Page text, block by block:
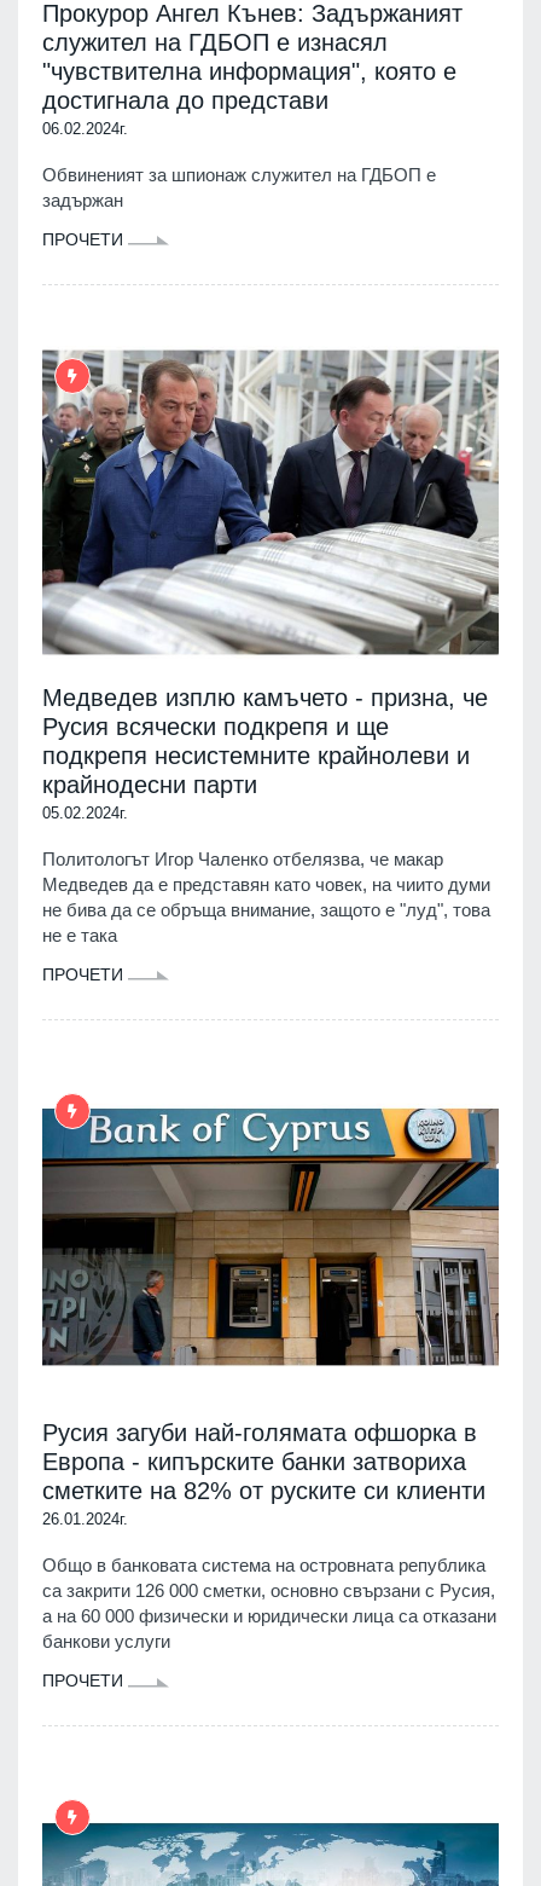
Прокурор Ангел Кънев: Задържаният
служител на ГДБОП е изнасял
"чувствителна информация", която е
достигнала до представи
06.02.2024г.
Обвиненият за шпионаж служител на ГДБОП е
задържан
ПРОЧЕТИ
Медведев изплю камъчето - призна, че
Русия всячески подкрепя и ще
подкрепя несистемните крайнолеви и
крайнодесни парти
05.02.2024г.
Политологът Игор Чаленко отбелязва, че макар
Медведев да е представян като човек, на чиито думи
не бива да се обръща внимание, защото е "луд", това
не е така
ПРОЧЕТИ
Русия загуби най-голямата офшорка в
Европа - кипърските банки затвориха
сметките на 82% от руските си клиенти
26.01.2024г.
Общо в банковата система на островната република
са закрити 126 000 сметки, основно свързани с Русия,
а на 60 000 физически и юридически лица са отказани
банкови услуги
ПРОЧЕТИ